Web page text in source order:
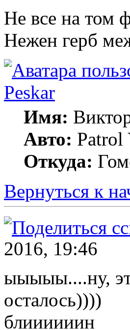
Не все на том
Нежен герб
Peskar
Имя:
Авто:
Откуда:
Вернуться к
2016, 19:46
ыыыыы....ну,
осталось))))
блиииииин